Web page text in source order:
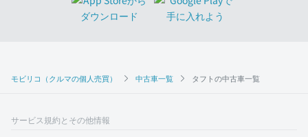
モビリコ（クルマの個人売買） 中古車一覧 タフトの中古車一覧
サービス規約とその他情報